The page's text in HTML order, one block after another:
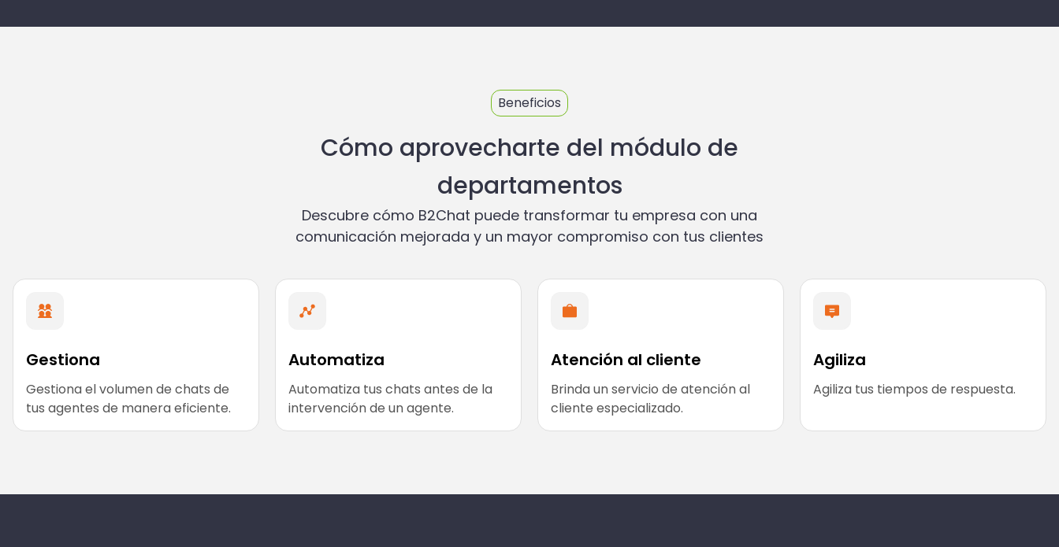
Beneficios
Cómo aprovecharte del módulo de
departamentos
Descubre cómo B2Chat puede transformar tu empresa con una
comunicación mejorada y un mayor compromiso con tus clientes
Gestiona
Gestiona el volumen de chats de
tus agentes de manera eficiente.
Automatiza
Automatiza tus chats antes de la
intervención de un agente.
Atención al cliente
Brinda un servicio de atención al
cliente especializado.
Agiliza
Agiliza tus tiempos de respuesta.
Empresa
ME APUNTO